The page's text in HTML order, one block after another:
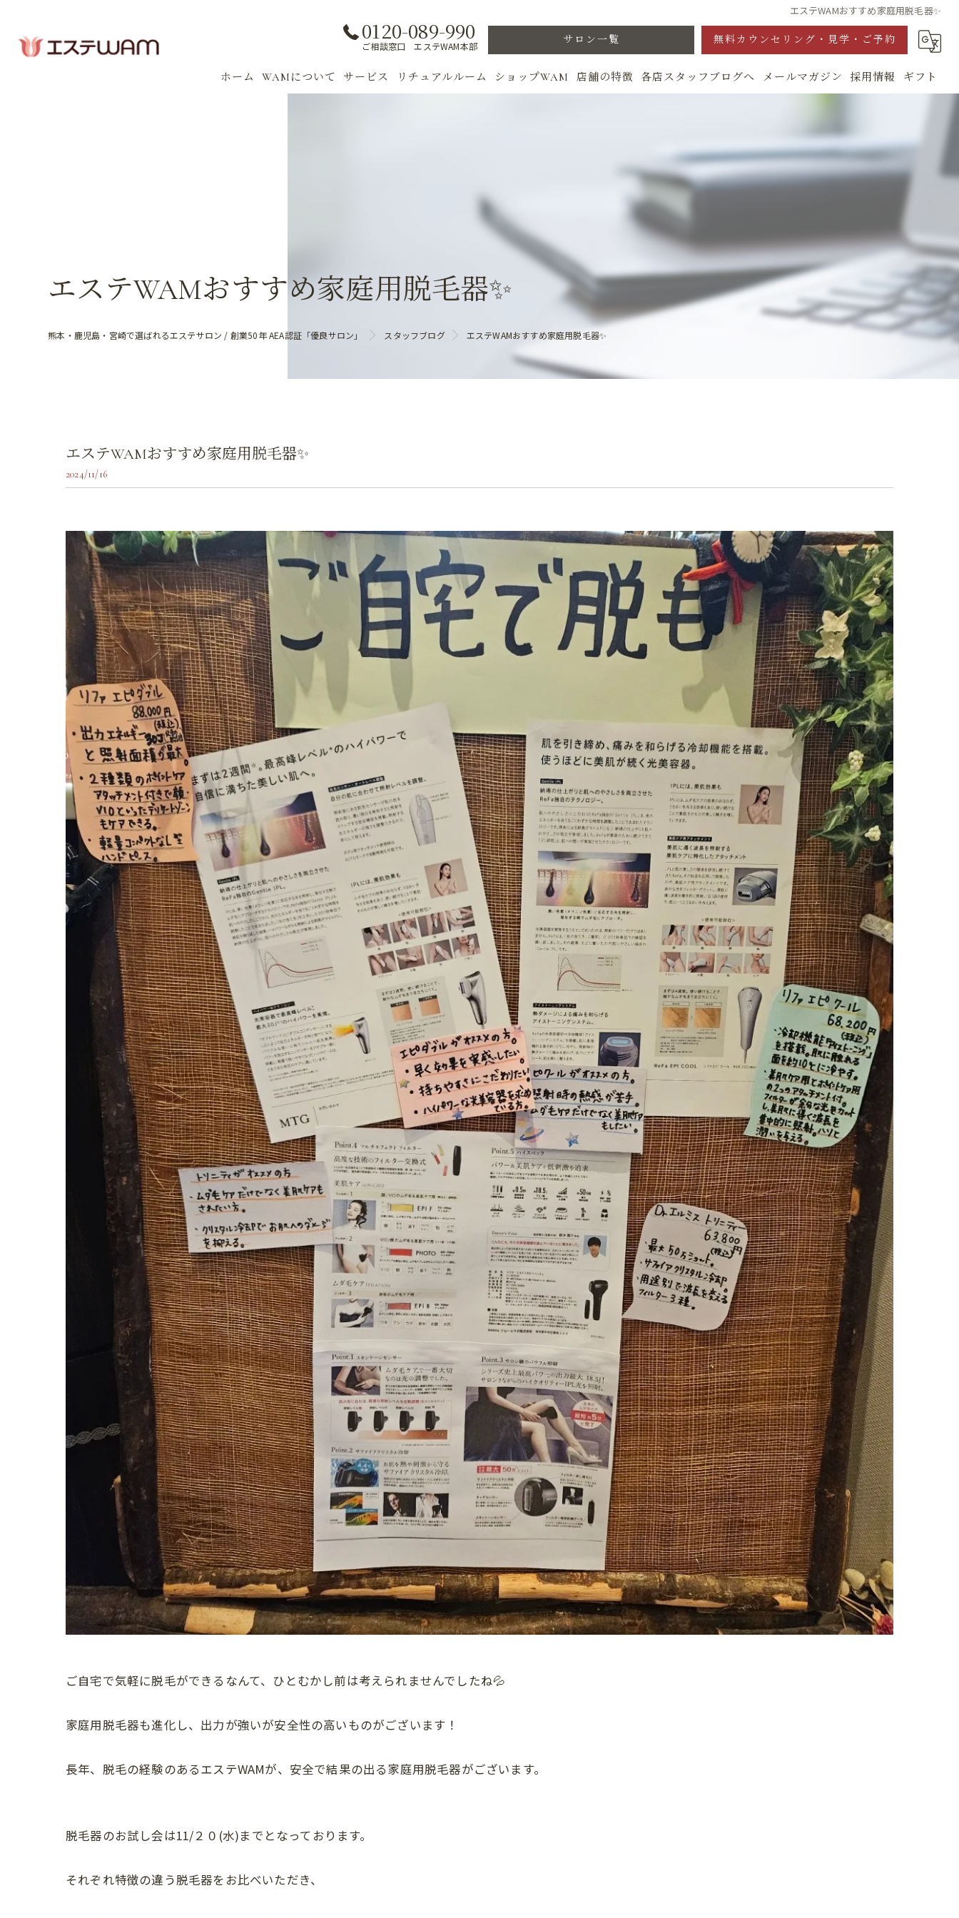
エステWAMおすすめ家庭用脱毛器✨
0120-089-990
ご相談窓口 エステWAM本部
サロン一覧 無料カウンセリング・見学・ご予約
ホーム WAMについて サービス
女性専用フィットネス
リチュアルルーム ショップWAM 店舗の特徴
スキンケア
各店スタッフブログへ メールマガジン 採用情報 ギフト
エステWAMおすすめ家庭用脱毛器✨
熊本・鹿児島・宮崎で選ばれるエステサロン / 創業50年 AEA認証「優良サロン」 スタッフブログ エステWAMおすすめ家庭用脱毛器✨
エステWAMおすすめ家庭用脱毛器✨
2024/11/16
ご自宅で気軽に脱毛ができるなんて、ひとむかし前は考えられませんでしたね💦
家庭用脱毛器も進化し、出力が強いが安全性の高いものがございます！
長年、脱毛の経験のあるエステWAMが、安全で結果の出る家庭用脱毛器がございます。
脱毛器のお試し会は11/２０(水)までとなっております。
それぞれ特徴の違う脱毛器をお比べいただき、